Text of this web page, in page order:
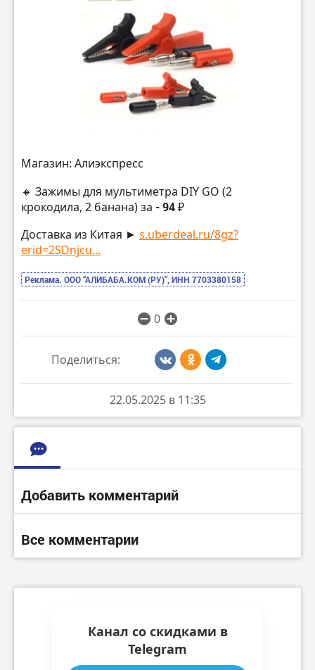
Магазин: Алиэкспресс
🔸 Зажимы для мультиметра DIY GO (2
крокодила, 2 банана) за - 94 ₽
Доставка из Китая ► s.uberdeal.ru/8gz?
erid=2SDnjcu...
Реклама. ООО “АЛИБАБА.КОМ (РУ)”, ИНН 7703380158
0
Поделиться:
22.05.2025 в 11:35
Добавить комментарий
Все комментарии
Канал со скидками в
Telegram